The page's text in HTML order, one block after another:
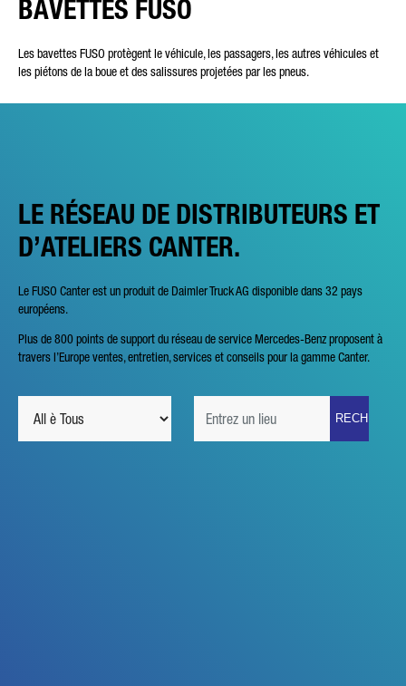
BAVETTES FUSO
Les bavettes FUSO protègent le véhicule, les passagers, les autres véhicules et
les piétons de la boue et des salissures projetées par les pneus.
LE RÉSEAU DE DISTRIBUTEURS ET
D’ATELIERS CANTER.
Le FUSO Canter est un produit de Daimler Truck AG disponible dans 32 pays
européens.
Plus de 800 points de support du réseau de service Mercedes-Benz proposent à
travers l’Europe ventes, entretien, services et conseils pour la gamme Canter.